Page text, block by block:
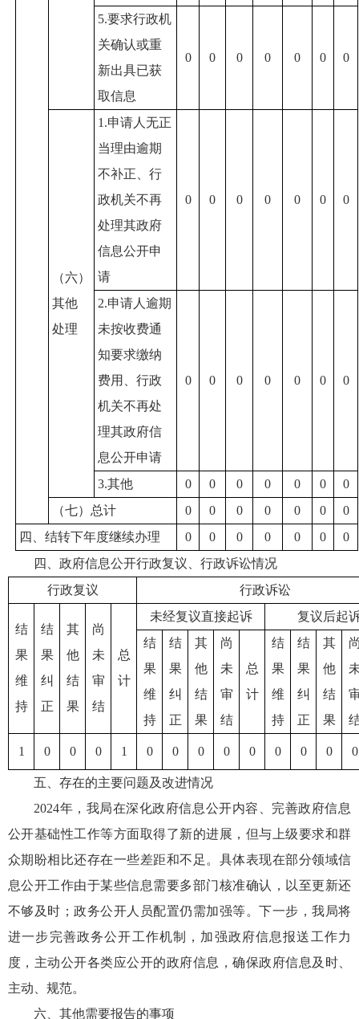
5.要求行政机
关确认或重
新出具已获
取信息
0 0 0 0 0 0 0
（六）
其他
处理
1.申请人无正
当理由逾期
不补正、行
政机关不再
处理其政府
信息公开申
请
0 0 0 0 0 0 0
2.申请人逾期
未按收费通
知要求缴纳
费用、行政
机关不再处
理其政府信
息公开申请
0 0 0 0 0 0 0
3.其他 0 0 0 0 0 0
0
（七）总计
0 0 0 0 0 0
0
四、结转下年度继续办理
0 0 0 0 0 0
0
四、政府信息公开行政复议、行政诉讼情况
行政复议
行政诉讼
结
果
维
持
结
果
纠
正
其
他
结
果
尚
未
审
结
总
计
未经复议直接起诉
复议后起
结
果
维
持
结
果
纠
正
其
他
结
果
尚
未
审
结
总
计
结
果
维
持
结
果
纠
正
其
他
结
果
1 0 0 0 1 0 0 0 0 0 0 0 0 0
五、存在的主要问题及改进情况
2024年，我局在深化政府信息公开内容、完善政府信息
公开基础性工作等方面取得了新的进展，但与上级要求和群
众期盼相比还存在一些差距和不足。具体表现在部分领域信
息公开工作由于某些信息需要多部门核准确认，以至更新还
不够及时；政务公开人员配置仍需加强等。下一步，我局将
进一步完善政务公开工作机制，加强政府信息报送工作力
度，主动公开各类应公开的政府信息，确保政府信息及时、
主动、规范。
六、其他需要报告的事项